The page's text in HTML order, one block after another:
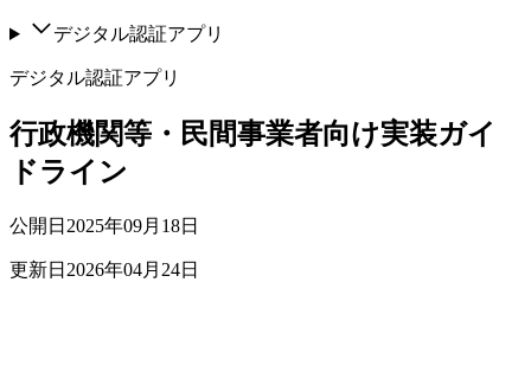
デジタル認証アプリ
デジタル認証アプリ
行政機関等・民間事業者向け実装ガイ
ドライン
公開日 2025年09月18日
更新日 2026年04月24日